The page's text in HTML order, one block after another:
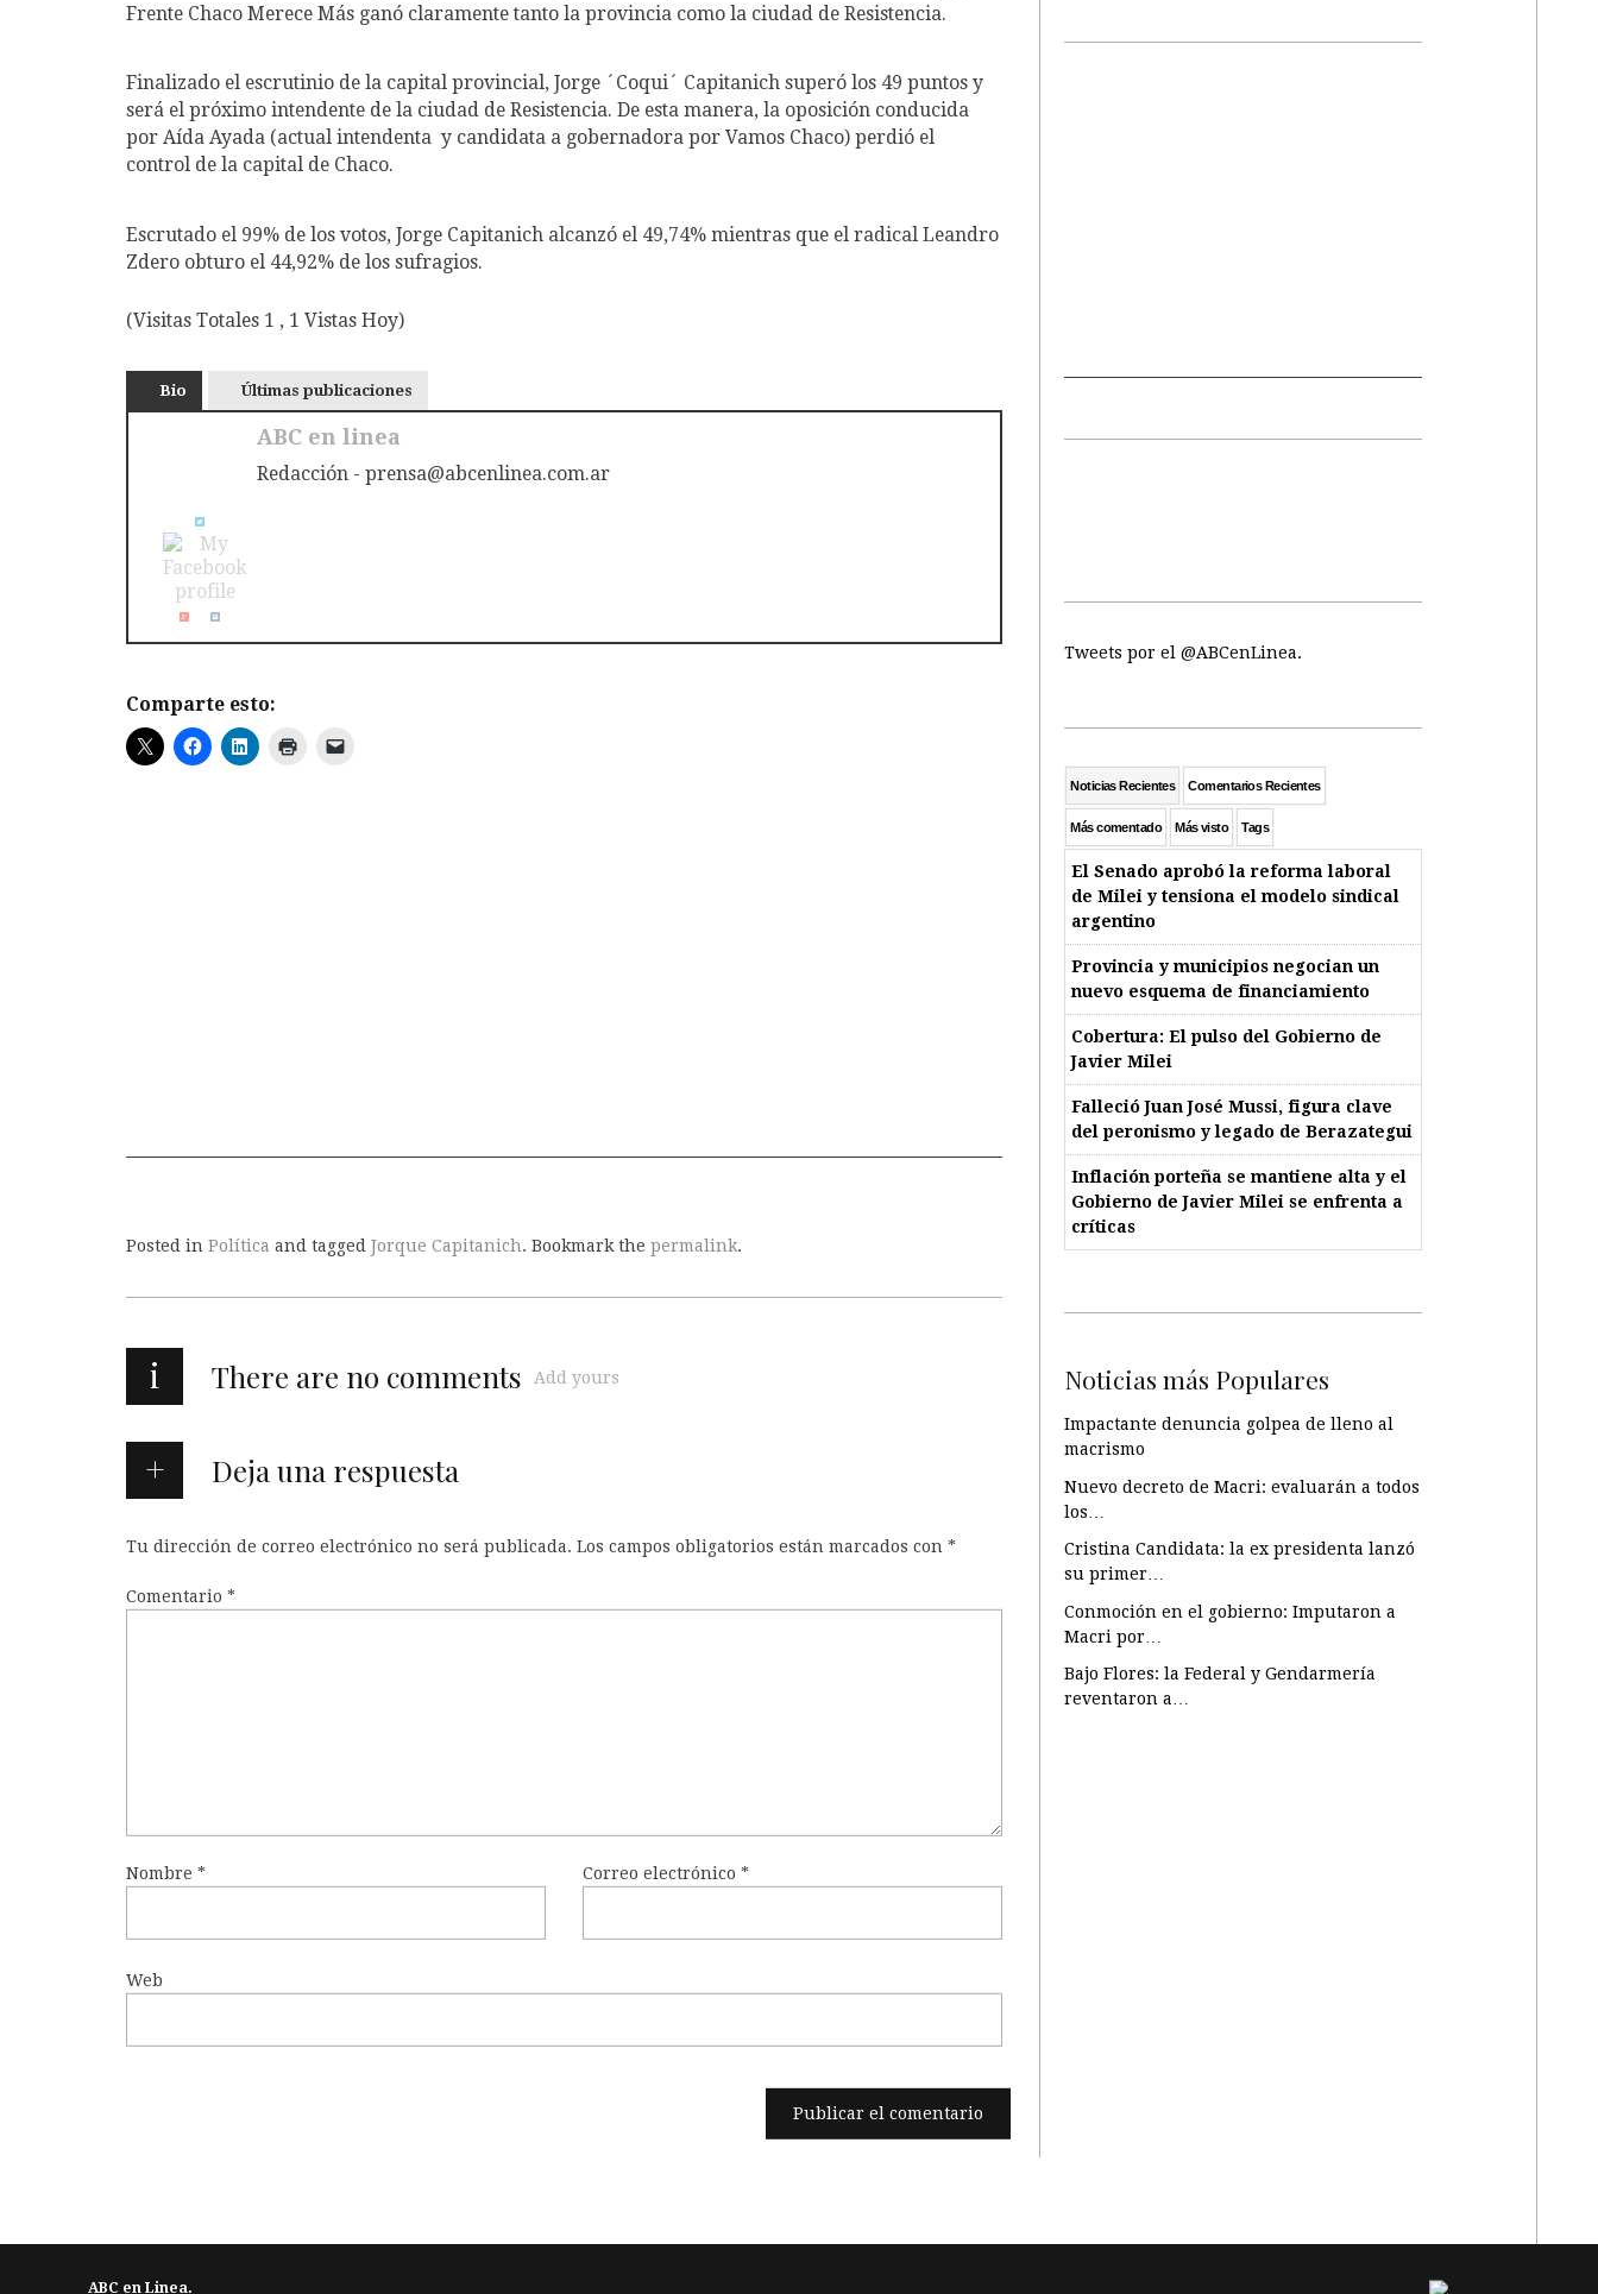
Frente Chaco Merece Más ganó claramente tanto la provincia como la ciudad de Resistencia.
Finalizado el escrutinio de la capital provincial, Jorge ´Coqui´ Capitanich superó los 49 puntos y
será el próximo intendente de la ciudad de Resistencia. De esta manera, la oposición conducida
por Aída Ayada (actual intendenta y candidata a gobernadora por Vamos Chaco) perdió el
control de la capital de Chaco.
Escrutado el 99% de los votos, Jorge Capitanich alcanzó el 49,74% mientras que el radical Leandro
Zdero obturo el 44,92% de los sufragios.
(Visitas Totales 1 , 1 Vistas Hoy)
Bio Últimas publicaciones
ABC en linea
Redacción - prensa@abcenlinea.com.ar
Comparte esto:
Posted in Política and tagged Jorque Capitanich. Bookmark the permalink.
i There are no comments Add yours
Deja una respuesta
Tu dirección de correo electrónico no será publicada. Los campos obligatorios están marcados con *
Comentario *
Nombre * Correo electrónico*
Web
Tweets por el @ABCenLinea.
Noticias Recientes Comentarios Recientes
Más comentado Más visto Tags
El Senado aprobó la reforma laboral
de Milei y tensiona el modelo sindical
argentino
Provincia y municipios negocian un
nuevo esquema de financiamiento
Cobertura: El pulso del Gobierno de
Javier Milei
Falleció Juan José Mussi, figura clave
del peronismo y legado de Berazategui
Inflación porteña se mantiene alta y el
Gobierno de Javier Milei se enfrenta a
críticas
Noticias más Populares
Impactante denuncia golpea de lleno al
macrismo
Nuevo decreto de Macri: evaluarán a todos
los…
Cristina Candidata: la ex presidenta lanzó
su primer…
Conmoción en el gobierno: Imputaron a
Macri por…
Bajo Flores: la Federal y Gendarmería
reventaron a…
ABC en Linea.